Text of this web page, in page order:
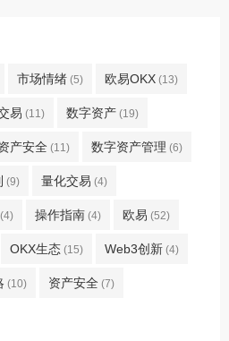
市场情绪 (5) 欧易OKX (13)
易 (11) 数字资产 (19)
产安全 (11) 数字资产管理 (6)
(9) 量化交易 (4)
(4) 操作指南 (4) 欧易 (52)
OKX生态 (15) Web3创新 (4)
(10) 资产安全 (7)